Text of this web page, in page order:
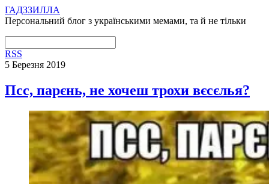
ГАДЗЗИЛЛА
Персональний блог з українськими мемами, та й не тільки
RSS
5 Березня 2019
Псс, парєнь, не хочеш трохи вєсєлья?